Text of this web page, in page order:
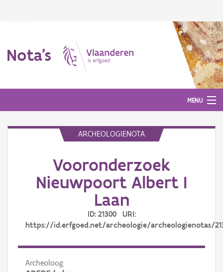
Nota's
MENU
ARCHEOLOGIENOTA
Vooronderzoek
Nieuwpoort Albert I
Laan
ID: 21300 URI:
https://id.erfgoed.net/archeologie/archeologienotas/
Archeoloog